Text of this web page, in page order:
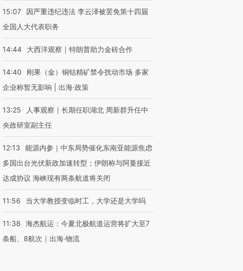
员跨国走私7万
视线｜被称为“蟑螂”的印
视线｜“入侵”还是“人道危
15:07
因严重违纪违法 李云泽被罢免第十四届
全国人大代表职务
14:44 大西洋观察｜特朗普助力金砖合作
14:40
刚果（金）铜钴精矿禁令扰动市场 多家
企业称暂无影响 | 出海·政策
13:25
人事观察｜长期任职湖北 周新群升任中
央政研室副主任
12:13
能源内参｜中东局势催化东南亚能源焦虑
多国出台光伏新政加速转型；伊朗称与阿曼接近
达成协议 海峡现有两条航道将关闭
11:56 当大学教授变临时工，大学还是大学吗
11:38
海杰航运：今夏北极航道运营将扩大至7
条船、8航次｜出海·物流